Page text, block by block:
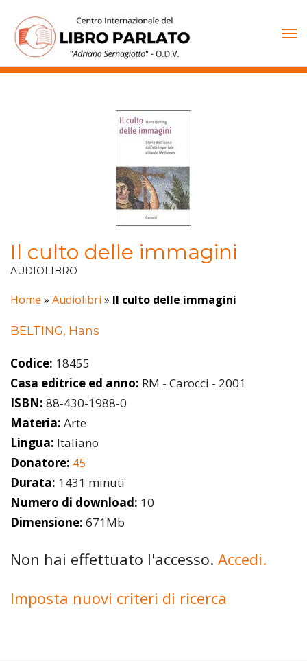
contenuto
Il culto delle immagini
AUDIOLIBRO
Home » Audiolibri » Il culto delle immagini
BELTING, Hans
Codice: 18455
Casa editrice ed anno: RM - Carocci - 2001
ISBN: 88-430-1988-0
Materia: Arte
Lingua: Italiano
Donatore: 45
Durata: 1431 minuti
Numero di download: 10
Dimensione: 671Mb
Non hai effettuato l'accesso. Accedi.
Imposta nuovi criteri di ricerca